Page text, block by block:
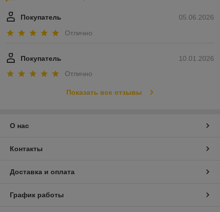
05.06.2026
Покупатель
Отлично
10.01.2026
Покупатель
Отлично
Показать все отзывы
О нас
Контакты
Доставка и оплата
График работы